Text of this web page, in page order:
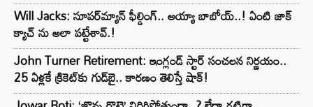
Will Jacks: సూపర్‌మ్యాన్ ఫీల్డింగ్.. అయ్యా బాబోయ్..! ఏంటి జాక్
క్యాచ్ ను అలా పట్టేశావ్.!
John Turner Retirement: ఇంగ్లండ్ స్టార్ సంచలన నిర్ణయం..
25 ఏళ్లకే క్రికెట్‌కు గుడ్‌బై.. కారణం తెలిస్తే షాక్!